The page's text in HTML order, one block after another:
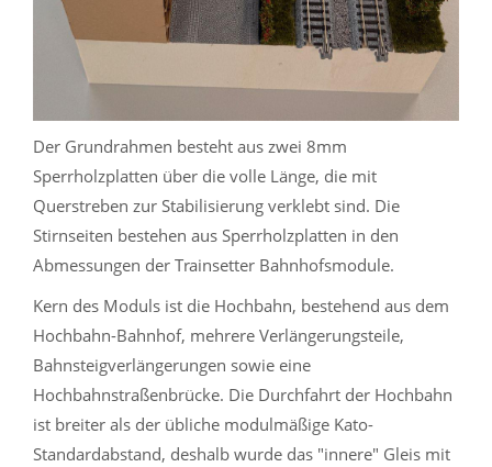
Der Grundrahmen besteht aus zwei 8mm
Sperrholzplatten über die volle Länge, die mit
Querstreben zur Stabilisierung verklebt sind. Die
Stirnseiten bestehen aus Sperrholzplatten in den
Abmessungen der Trainsetter Bahnhofsmodule.
Kern des Moduls ist die Hochbahn, bestehend aus dem
Hochbahn-Bahnhof, mehrere Verlängerungsteile,
Bahnsteigverlängerungen sowie eine
Hochbahnstraßenbrücke. Die Durchfahrt der Hochbahn
ist breiter als der übliche modulmäßige Kato-
Standardabstand, deshalb wurde das "innere" Gleis mit